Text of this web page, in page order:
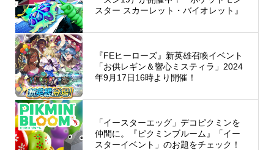
スター スカーレット・バイオレット』
『FEヒーローズ』新英雄召喚イベント
「お供レギン＆響心ミスティラ」2024
年9月17日16時より開催！
「イースターエッグ」デコピクミンを
仲間に。『ピクミンブルーム』「イー
スターイベント」のお題をチェック！